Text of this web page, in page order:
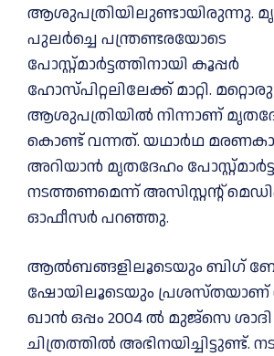
ആശുപത്രിയിലുണ്ടായിരുന്നു.
പുലർച്ചെ പന്ത്രണ്ടരയോടെ
പോസ്റ്റ്മാർട്ടത്തിനായി കൂപ്പർ
ഹോസ്പിറ്റലിലേക്ക് മാറ്റി. മറ്റൊരു
ആശുപത്രിയിൽ നിന്നാണ്
കൊണ്ട് വന്നത്. യഥാർഥ
അറിയാൻ മൃതദേഹം
നടത്തണമെന്ന് അസിസ്റ്റന്റ്
ഓഫീസർ പറഞ്ഞു.
ആൽബങ്ങളിലൂടെയും ബിഗ്
ഷോയിലൂടെയും പ്രശസ്തയാണ്
ഖാൻ ഒപ്പം 2004 ൽ മുജ്സെ
ചിത്രത്തിൽ അഭിനയിച്ചിട്ടുണ്ട്.